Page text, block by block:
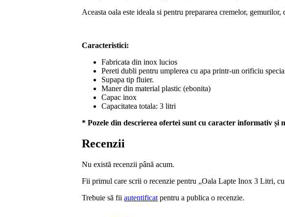
Aceasta oala este ideala si pentru prepararea cremelor,
Caracteristici:
Fabricata din inox lucios
Pereti dubli pentru umplerea cu apa printr-un orificiu
Supapa tip fluier.
Maner din material plastic (ebonita)
Capac inox
Capacitatea totala: 3 litri
* Pozele din descrierea ofertei sunt cu caracter informativ și
Recenzii
Nu există recenzii până acum.
Fii primul care scrii o recenzie pentru „Oala Lapte Inox 3 Litri,
Trebuie să fii autentificat pentru a publica o recenzie.